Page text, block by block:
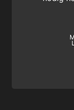
het SSI